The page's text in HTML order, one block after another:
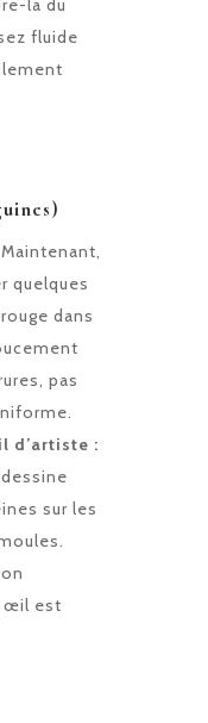
fluide
Maintenant,
quelques
dans
pas
d’artiste :
sur les
œil est